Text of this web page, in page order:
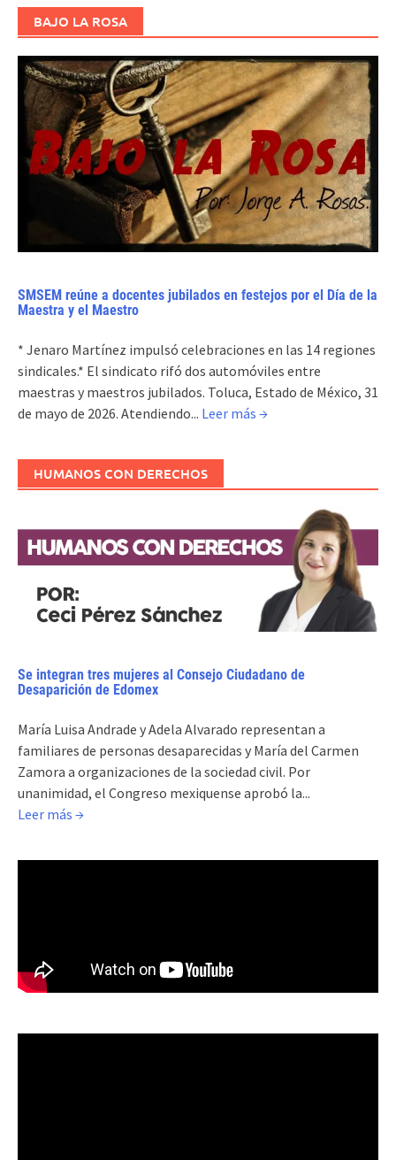
BAJO LA ROSA
SMSEM reúne a docentes jubilados en festejos por el Día de la
Maestra y el Maestro
* Jenaro Martínez impulsó celebraciones en las 14 regiones
sindicales.* El sindicato rifó dos automóviles entre
maestras y maestros jubilados. Toluca, Estado de México, 31
de mayo de 2026. Atendiendo... Leer más →
HUMANOS CON DERECHOS
Se integran tres mujeres al Consejo Ciudadano de
Desaparición de Edomex
María Luisa Andrade y Adela Alvarado representan a
familiares de personas desaparecidas y María del Carmen
Zamora a organizaciones de la sociedad civil. Por
unanimidad, el Congreso mexiquense aprobó la...
Leer más →